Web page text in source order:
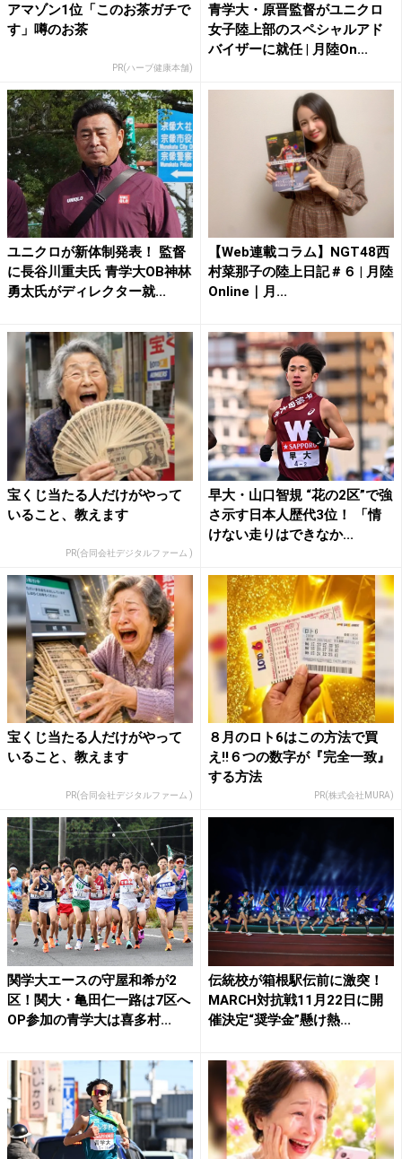
アマゾン1位「このお茶ガチで
す」噂のお茶
PR(ハーブ健康本舗)
青学大・原晋監督がユニクロ
女子陸上部のスペシャルアド
バイザーに就任 | 月陸On...
ユニクロが新体制発表！ 監督
に長谷川重夫氏 青学大OB神林
勇太氏がディレクター就...
【Web連載コラム】NGT48西
村菜那子の陸上日記＃６ | 月陸
Online｜月...
宝くじ当たる人だけがやって
いること、教えます
PR(合同会社デジタルファーム )
早大・山口智規 “花の2区”で強
さ示す日本人歴代3位！ 「情
けない走りはできなか...
宝くじ当たる人だけがやって
いること、教えます
PR(合同会社デジタルファーム )
８月のロト6はこの方法で買
え!!６つの数字が『完全一致』
する方法
PR(株式会社MURA)
関学大エースの守屋和希が2
区！関大・亀田仁一路は7区へ
OP参加の青学大は喜多村...
伝統校が箱根駅伝前に激突！
MARCH対抗戦11月22日に開
催決定“奨学金”懸け熱...